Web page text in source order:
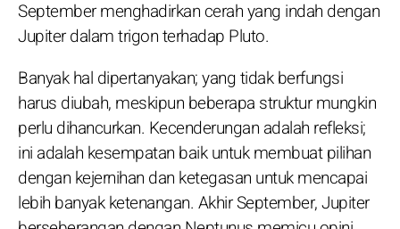
September menghadirkan cerah yang indah dengan
Jupiter dalam trigon terhadap Pluto.
Banyak hal dipertanyakan; yang tidak berfungsi
harus diubah, meskipun beberapa struktur mungkin
perlu dihancurkan. Kecenderungan adalah refleksi;
ini adalah kesempatan baik untuk membuat pilihan
dengan kejernihan dan ketegasan untuk mencapai
lebih banyak ketenangan. Akhir September, Jupiter